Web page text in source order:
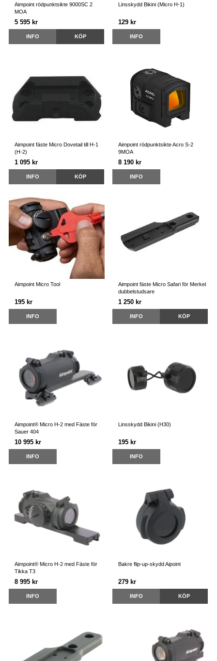
Aimpoint rödpunktsikte 9000SC 2
MOA
5 595 kr
INFO KÖP
Linsskydd Bikini (Micro H-1)
129 kr
INFO
Aimpoint fäste Micro Dovetail till H-1
(H-2)
1 095 kr
INFO KÖP
Aimpoint rödpunktsikte Acro S-2
9MOA
8 190 kr
INFO
Aimpoint Micro Tool
195 kr
INFO
Aimpoint fäste Micro Safari för Merkel
dubbelstudsare
1 250 kr
INFO KÖP
Aimpoint® Micro H-2 med Fäste för
Sauer 404
10 995 kr
INFO
Linsskydd Bikini (H30)
195 kr
INFO
Aimpoint® Micro H-2 med Fäste för
Tikka T3
8 995 kr
INFO
Bakre flip-up-skydd Aipoint
279 kr
INFO KÖP